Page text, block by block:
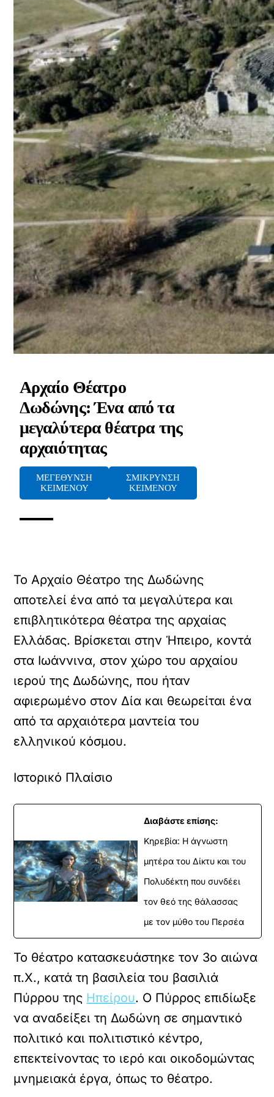
Αρχαίο Θέατρο
Δωδώνης: Ένα από τα
μεγαλύτερα θέατρα της
αρχαιότητας
ΜΕΓΕΘΥΝΣΗ
ΚΕΙΜΕΝΟΥ
ΣΜΙΚΡΥΝΣΗ
ΚΕΙΜΕΝΟΥ
Το Αρχαίο Θέατρο της Δωδώνης
αποτελεί ένα από τα μεγαλύτερα και
επιβλητικότερα θέατρα της αρχαίας
Ελλάδας. Βρίσκεται στην Ήπειρο, κοντά
στα Ιωάννινα, στον χώρο του αρχαίου
ιερού της Δωδώνης, που ήταν
αφιερωμένο στον Δία και θεωρείται ένα
από τα αρχαιότερα μαντεία του
ελληνικού κόσμου.
Ιστορικό Πλαίσιο
Διαβάστε επίσης:
Κηρεβία: Η άγνωστη
μητέρα του Δίκτυ και του
Πολυδέκτη που συνδέει
τον θεό της θάλασσας
με τον μύθο του Περσέα
Το θέατρο κατασκευάστηκε τον 3ο αιώνα
π.Χ., κατά τη βασιλεία του βασιλιά
Πύρρου της Ηπείρου. Ο Πύρρος επιδίωξε
να αναδείξει τη Δωδώνη σε σημαντικό
πολιτικό και πολιτιστικό κέντρο,
επεκτείνοντας το ιερό και οικοδομώντας
μνημειακά έργα, όπως το θέατρο.